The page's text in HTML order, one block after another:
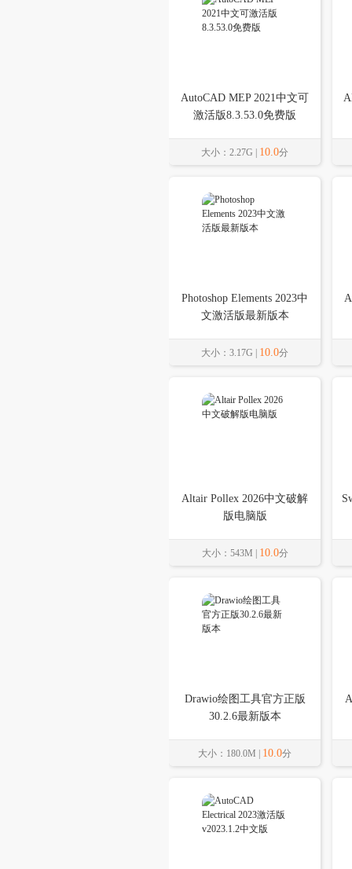
AutoCAD MEP 2021中文可
激活版8.3.53.0免费版
大小：2.27G | 10.0分
Photoshop Elements 2023中
文激活版最新版本
大小：3.17G | 10.0分
Altair Pollex 2026中文破解
版电脑版
大小：543M | 10.0分
Drawio绘图工具官方正版
30.2.6最新版本
大小：180.0M | 10.0分